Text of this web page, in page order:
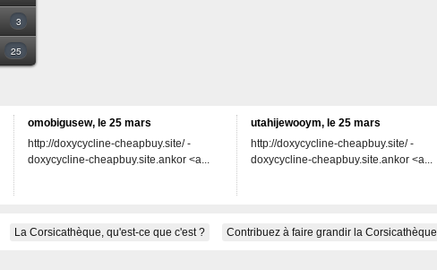
3
25
omobigusew, le 25 mars
http://doxycycline-cheapbuy.site/ -
doxycycline-cheapbuy.site.ankor <a...
utahijewooym, le 25 mars
http://doxycycline-cheapbuy.site/ -
doxycycline-cheapbuy.site.ankor <a...
La Corsicathèque, qu'est-ce que c'est ? Contribuez à faire grandir la Corsicathèque